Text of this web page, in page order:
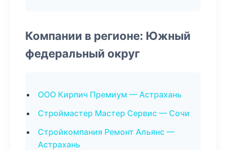
Компании в регионе: Южный
федеральный округ
ООО Кирпич Премиум — Астрахань
Строймастер Мастер Сервис — Сочи
Стройкомпания Ремонт Альянс —
Астрахань